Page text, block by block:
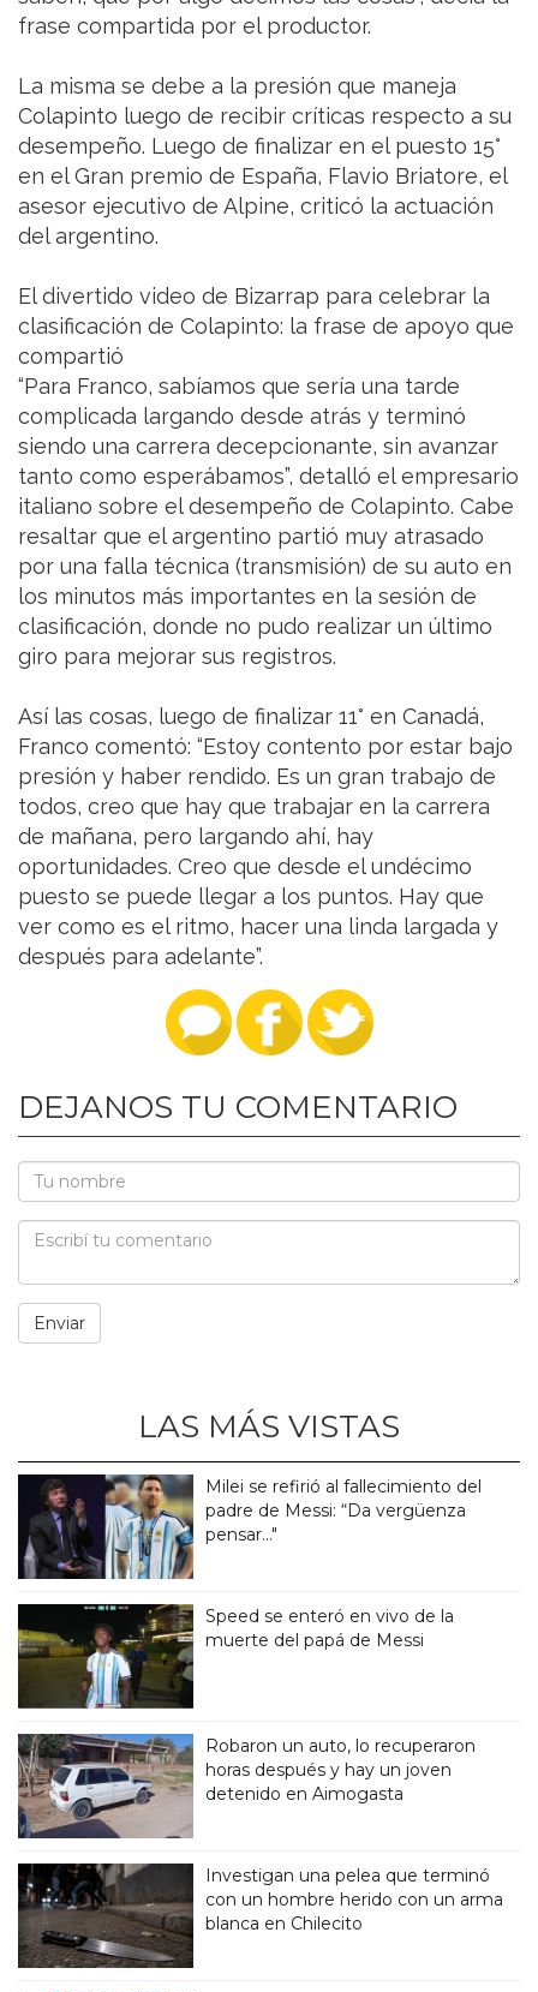
frase compartida por el productor.
La misma se debe a la presión que maneja
Colapinto luego de recibir críticas respecto a su
desempeño. Luego de finalizar en el puesto 15°
en el Gran premio de España, Flavio Briatore, el
asesor ejecutivo de Alpine, criticó la actuación
del argentino.
El divertido video de Bizarrap para celebrar la
clasificación de Colapinto: la frase de apoyo que
compartió
“Para Franco, sabíamos que sería una tarde
complicada largando desde atrás y terminó
siendo una carrera decepcionante, sin avanzar
tanto como esperábamos”, detalló el empresario
italiano sobre el desempeño de Colapinto. Cabe
resaltar que el argentino partió muy atrasado
por una falla técnica (transmisión) de su auto en
los minutos más importantes en la sesión de
clasificación, donde no pudo realizar un último
giro para mejorar sus registros.
Así las cosas, luego de finalizar 11° en Canadá,
Franco comentó: “Estoy contento por estar bajo
presión y haber rendido. Es un gran trabajo de
todos, creo que hay que trabajar en la carrera
de mañana, pero largando ahí, hay
oportunidades. Creo que desde el undécimo
puesto se puede llegar a los puntos. Hay que
ver como es el ritmo, hacer una linda largada y
después para adelante”.
DEJANOS TU COMENTARIO
LAS MÁS VISTAS
Milei se refirió al fallecimiento del
padre de Messi: “Da vergüenza
pensar..."
Speed se enteró en vivo de la
muerte del papá de Messi
Robaron un auto, lo recuperaron
horas después y hay un joven
detenido en Aimogasta
Investigan una pelea que terminó
con un hombre herido con un arma
blanca en Chilecito